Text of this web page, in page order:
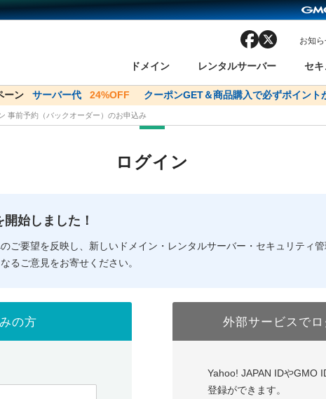
ドメイン
索
ドメイン一括検索
ンの種類 WHOIS検索
レンタルサーバー
ー
セ
ネットde診断
引
バリュードメインAPI
facebook お知
インをご利用希望の方 おすすめ One レンタルサーバーを含
以下でもログイン
インをご利用希望の方 おすすめ One レンタルサーバーを含
以下でも登録可
ン サーバー代 24%OFF クーポンGET＆商品購入で必ずポイント
✕コアサーバーV2ビジネス応援キャンペーン サーバー料金1年間無料
事前予約（バックオーダー）のお申込み
ログイン
始しました！
ご要望を反映し、新しいドメイン・レンタルサーバー・セキュリティ
るご意見をお寄せください。
の方 外部サービスでロ
Yahoo! JAPAN IDやGMO
登録ができます。